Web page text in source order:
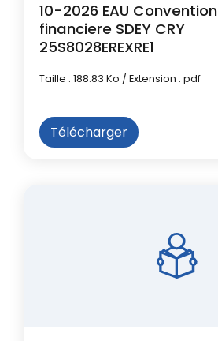
10-2026 EAU Convention
financiere SDEY CRY
25S8028EREXRE1
Taille : 188.83 Ko / Extension : pdf
Télécharger